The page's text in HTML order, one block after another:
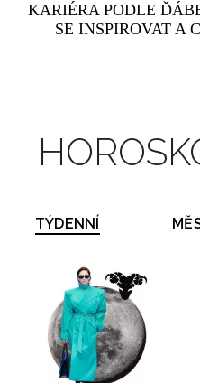
KARIÉRA PODLE
SE INSPIROVAT A
TÝDENNÍ